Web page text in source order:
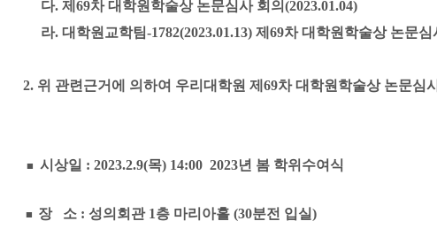
다. 제69차 대학원학술상 논문심사 회의(2023.01.04)
라. 대학원교학팀-1782(2023.01.13) 제69차 대학원학술상 논문심
2. 위 관련근거에 의하여 우리대학원 제69차 대학원학술상 논문심
■ 시상일 : 2023.2.9(목) 14:00 2023년 봄 학위수여식
■ 장 소 : 성의회관 1층 마리아홀 (30분전 입실)